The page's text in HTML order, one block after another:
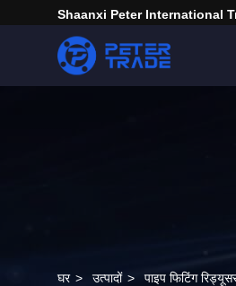
Shaanxi Peter International
घर > उत्पादों > पाइप फिटिंग